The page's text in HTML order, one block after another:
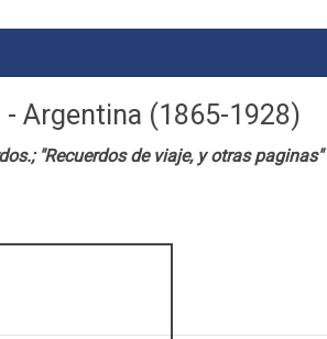
Argentina (1865-1928)
"Recuerdos de viaje, y otras paginas"